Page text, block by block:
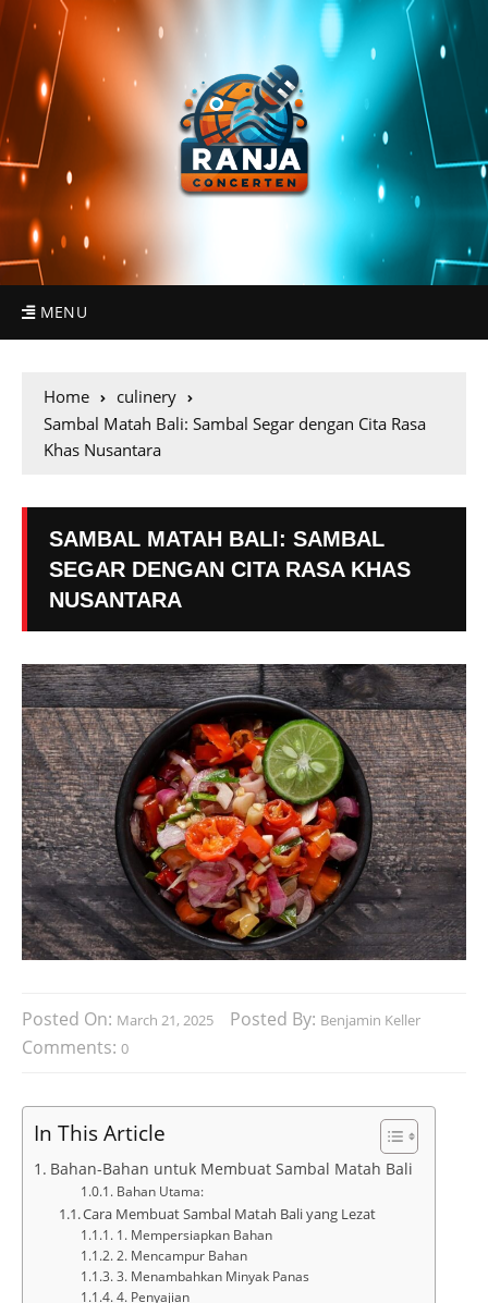
MENU
Home
culinery
Sambal Matah Bali: Sambal Segar dengan Cita Rasa
Khas Nusantara
SAMBAL MATAH BALI: SAMBAL
SEGAR DENGAN CITA RASA KHAS
NUSANTARA
Posted On: March 21, 2025 Posted By: Benjamin Keller
Comments: 0
In This Article
Bahan-Bahan untuk Membuat Sambal Matah Bali
Bahan Utama:
Cara Membuat Sambal Matah Bali yang Lezat
1. Mempersiapkan Bahan
2. Mencampur Bahan
3. Menambahkan Minyak Panas
4. Penyajian